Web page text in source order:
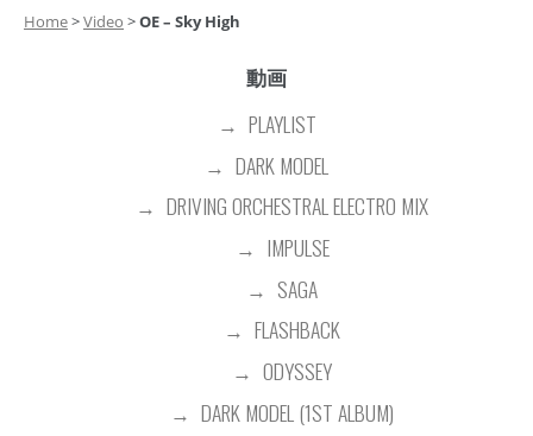
Home>Video >OE – Sky High
動画
PLAYLIST
DARK MODEL
DRIVING ORCHESTRAL ELECTRO MIX
IMPULSE
SAGA
FLASHBACK
ODYSSEY
DARK MODEL (1ST ALBUM)